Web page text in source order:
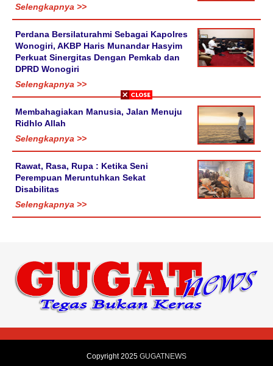
Selengkapnya >>
Perdana Bersilaturahmi Sebagai Kapolres
Wonogiri, AKBP Haris Munandar Hasyim
Perkuat Sinergitas Dengan Pemkab dan
DPRD Wonogiri
Selengkapnya >>
Membahagiakan Manusia, Jalan Menuju
Ridhlo Allah
Selengkapnya >>
Rawat, Rasa, Rupa : Ketika Seni
Perempuan Meruntuhkan Sekat
Disabilitas
Selengkapnya >>
Copyright 2025 GUGATNEWS